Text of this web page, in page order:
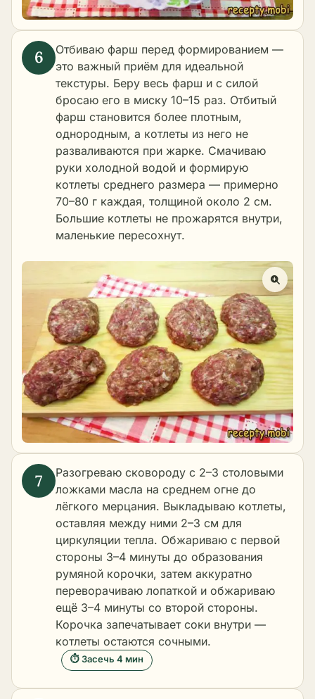
Отбиваю фарш перед формированием —
это важный приём для идеальной
текстуры. Беру весь фарш и с силой
бросаю его в миску 10–15 раз. Отбитый
фарш становится более плотным,
однородным, а котлеты из него не
разваливаются при жарке. Смачиваю
руки холодной водой и формирую
котлеты среднего размера — примерно
70–80 г каждая, толщиной около 2 см.
Большие котлеты не прожарятся внутри,
маленькие пересохнут.
Разогреваю сковороду с 2–3 столовыми
ложками масла на среднем огне до
лёгкого мерцания. Выкладываю котлеты,
оставляя между ними 2–3 см для
циркуляции тепла. Обжариваю с первой
стороны 3–4 минуты до образования
румяной корочки, затем аккуратно
переворачиваю лопаткой и обжариваю
ещё 3–4 минуты со второй стороны.
Корочка запечатывает соки внутри —
котлеты остаются сочными.
⏱ Засечь 4 мин